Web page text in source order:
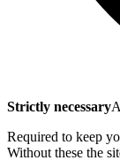
Strictly necessary
Required to keep
Without these the